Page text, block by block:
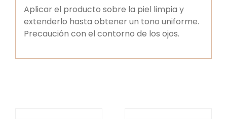
Aplicar el producto sobre la piel limpia y
extenderlo hasta obtener un tono uniforme.
Precaución con el contorno de los ojos.